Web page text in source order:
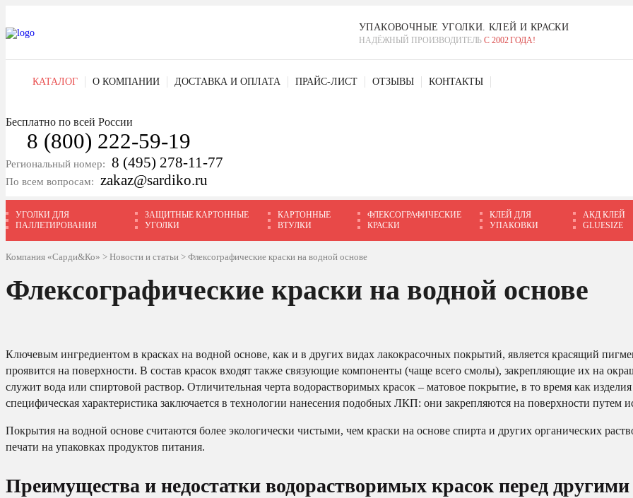
УПАКОВОЧНЫЕ УГОЛКИ. КЛЕЙ И КРАСКИ
НАДЁЖНЫЙ ПРОИЗВОДИТЕЛЬС 2002 ГОДА!
КАТАЛОГ О КОМПАНИИ ДОСТАВКА И ОПЛАТА ПРАЙС-ЛИСТ ОТЗЫВЫ КОНТАКТЫ
Бесплатно по всей России
8 (800) 222-59-19
Региональный номер: 8 (495) 278-11-77
По всем вопросам: zakaz@sardiko.ru
УГОЛКИ ДЛЯ
ПАЛЛЕТИРОВАНИЯ
ЗАЩИТНЫЕ КАРТОННЫЕ
УГОЛКИ
КАРТОННЫЕ
ВТУЛКИ
ФЛЕКСОГРАФИЧЕСКИЕ
КРАСКИ
КЛЕЙ ДЛЯ
УПАКОВКИ
АКД КЛЕЙ
GLUESIZE
Компания «Сарди&Ко» > Новости и статьи > Флексографические краски на водной основе
Флексографические краски на водной основе
Ключевым ингредиентом в красках на водной основе, как и в других видах лакокрасочных покрытий, является красящий
проявится на поверхности. В состав красок входят также связующие компоненты (чаще всего смолы), закрепляющие их на
служит вода или спиртовой раствор. Отличительная черта водорастворимых красок – матовое покрытие, в то время как
специфическая характеристика заключается в технологии нанесения подобных ЛКП: они закрепляются на поверхности путем
Покрытия на водной основе считаются более экологически чистыми, чем краски на основе спирта и других органических
печати на упаковках продуктов питания.
Преимущества и недостатки водорастворимых красок перед